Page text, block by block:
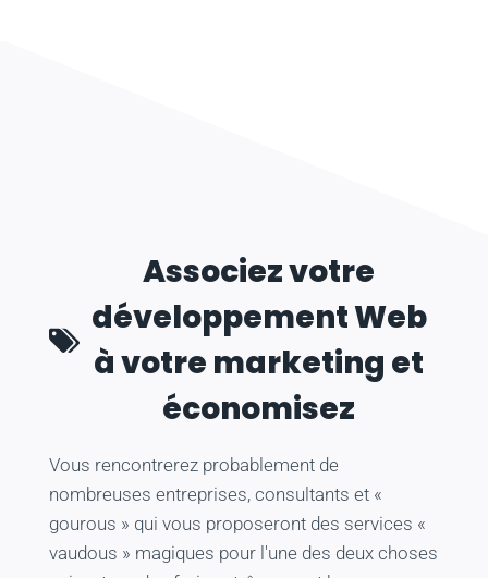
Associez votre
développement Web
à votre marketing et
économisez
Vous rencontrerez probablement de
nombreuses entreprises, consultants et «
gourous » qui vous proposeront des services «
vaudous » magiques pour l'une des deux choses